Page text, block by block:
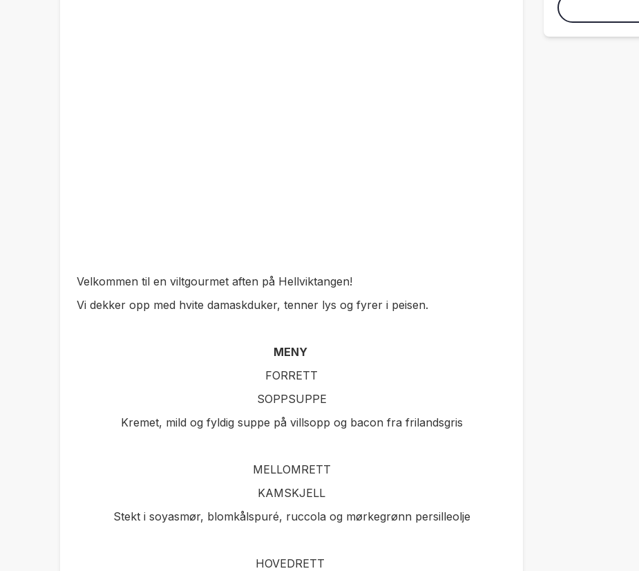
Velkommen til en viltgourmet aften på Hellviktangen!
Vi dekker opp med hvite damaskduker, tenner lys og fyrer i peisen.
MENY
FORRETT
SOPPSUPPE
Kremet, mild og fyldig suppe på villsopp og bacon fra frilandsgris
MELLOMRETT
KAMSKJELL
Stekt i soyasmør, blomkålspuré, ruccola og mørkegrønn persilleolje
HOVEDRETT